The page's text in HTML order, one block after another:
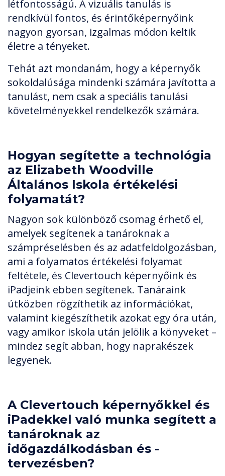
létfontosságú. A vizuális tanulás is
rendkívül fontos, és érintőképernyőink
nagyon gyorsan, izgalmas módon keltik
életre a tényeket.
Tehát azt mondanám, hogy a képernyők
sokoldalúsága mindenki számára javította a
tanulást, nem csak a speciális tanulási
követelményekkel rendelkezők számára.
Hogyan segítette a technológia
az Elizabeth Woodville
Általános Iskola értékelési
folyamatát?
Nagyon sok különböző csomag érhető el,
amelyek segítenek a tanároknak a
számpréselésben és az adatfeldolgozásban,
ami a folyamatos értékelési folyamat
feltétele, és Clevertouch képernyőink és
iPadjeink ebben segítenek. Tanáraink
útközben rögzíthetik az információkat,
valamint kiegészíthetik azokat egy óra után,
vagy amikor iskola után jelölik a könyveket –
mindez segít abban, hogy naprakészek
legyenek.
A Clevertouch képernyőkkel és
iPadekkel való munka segített a
tanároknak az
időgazdálkodásban és -
tervezésben?